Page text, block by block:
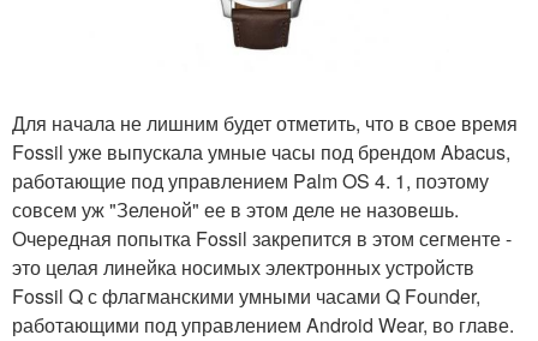
Для начала не лишним будет отметить, что в свое время
Fossil уже выпускала умные часы под брендом Abacus,
работающие под управлением Palm OS 4. 1, поэтому
совсем уж "Зеленой" ее в этом деле не назовешь.
Очередная попытка Fossil закрепится в этом сегменте -
это целая линейка носимых электронных устройств
Fossil Q с флагманскими умными часами Q Founder,
работающими под управлением Android Wear, во главе.